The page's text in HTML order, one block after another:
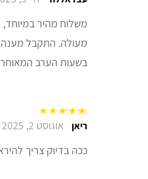
משלוח מהיר במיוחד,
מעולה. התקבל מענה
בשעות הערב
דורג5מתוך 5 ריאן אוגוסט 2, 2025
ככה בדיוק צריך